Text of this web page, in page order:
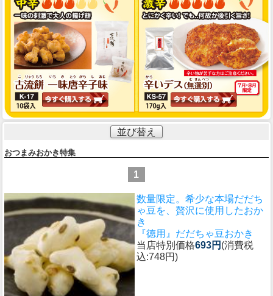
並び替え
おつまみおかき特集
1
数量限定。希少な本場だだち
ゃ豆を、贅沢に使用したおか
き
『徳用』だだちゃ豆おかき
当店特別価格693円 (消費税
込:748円)